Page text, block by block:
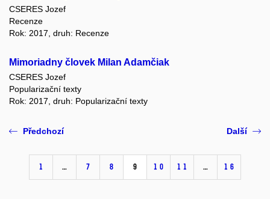
CSERES Jozef
Recenze
Rok: 2017, druh: Recenze
Mimoriadny človek Milan Adamčiak
CSERES Jozef
Popularizační texty
Rok: 2017, druh: Popularizační texty
Předchozí
1 … 7 8 9 10 11 … 16
Další